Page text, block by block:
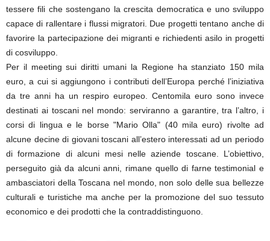
tessere fili che sostengano la crescita democratica e uno sviluppo
capace di rallentare i flussi migratori. Due progetti tentano anche di
favorire la partecipazione dei migranti e richiedenti asilo in progetti
di cosviluppo.
Per il meeting sui diritti umani la Regione ha stanziato 150 mila
euro, a cui si aggiungono i contributi dell’Europa perché l’iniziativa
da tre anni ha un respiro europeo. Centomila euro sono invece
destinati ai toscani nel mondo: serviranno a garantire, tra l’altro, i
corsi di lingua e le borse "Mario Olla" (40 mila euro) rivolte ad
alcune decine di giovani toscani all’estero interessati ad un periodo
di formazione di alcuni mesi nelle aziende toscane. L’obiettivo,
perseguito già da alcuni anni, rimane quello di farne testimonial e
ambasciatori della Toscana nel mondo, non solo delle sua bellezze
culturali e turistiche ma anche per la promozione del suo tessuto
economico e dei prodotti che la contraddistinguono.